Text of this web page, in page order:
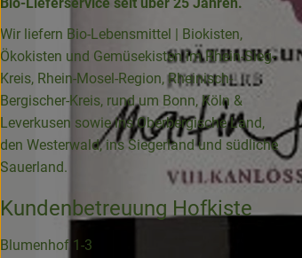
Wir liefern Bio-Lebensmittel | Biokisten,
Ökokisten und Gemüsekisten im Rhein-Sieg-
Kreis, Rhein-Mosel-Region, Rheinisch-
Bergischer-Kreis, rund um Bonn, Köln &
Leverkusen sowie ins Oberbergische Land,
den Westerwald, ins Siegerland und südliche
Sauerland.
Kundenbetreuung Hofkiste
Blumenhof 1-3